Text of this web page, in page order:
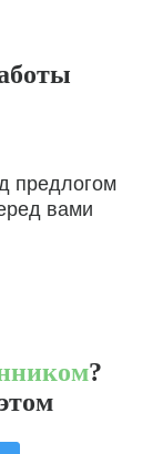
предлогом
вами
?